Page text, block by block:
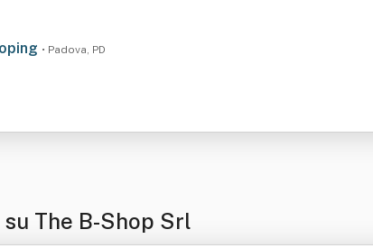
• Padova, PD
The B-Shop Srl